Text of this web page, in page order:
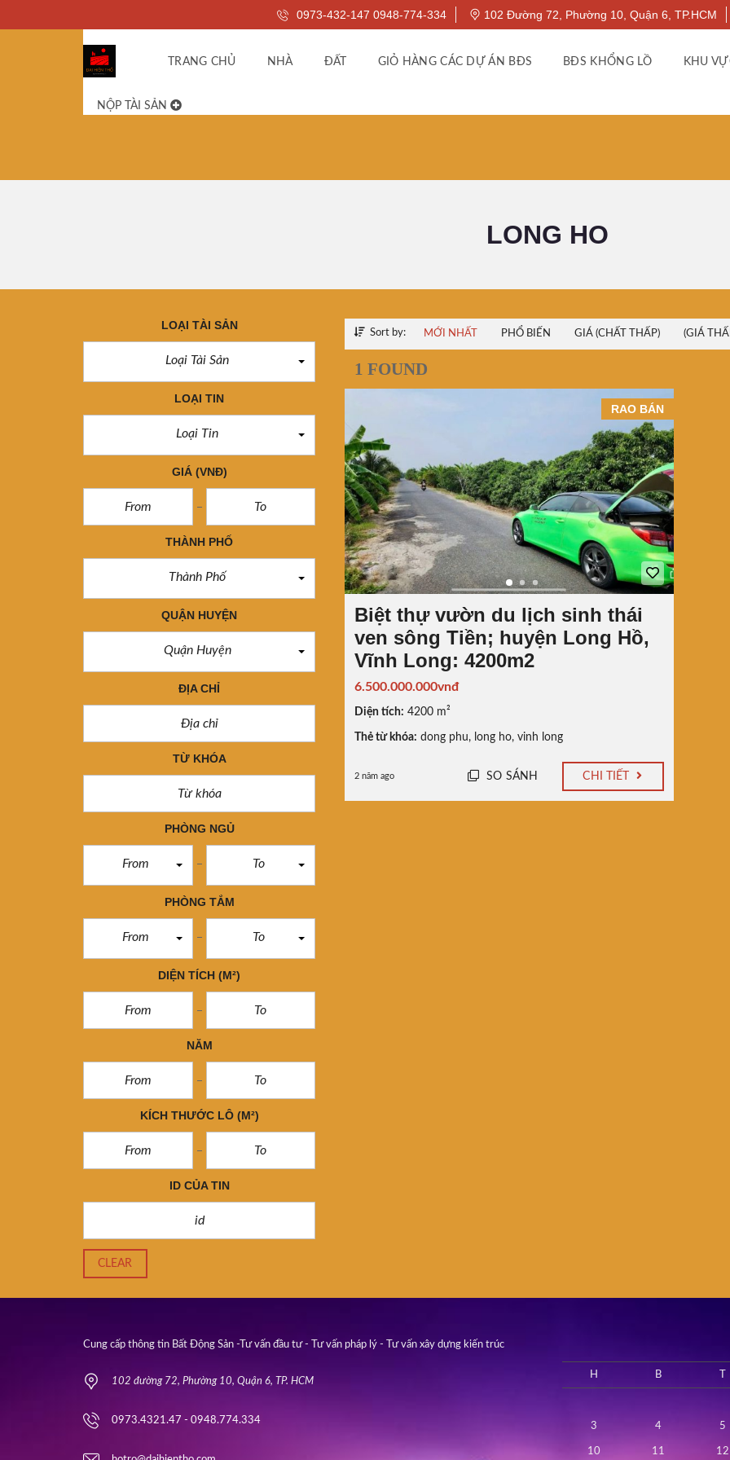
0973-432-147 0948-774-334 102 Đường 72, Phường 10, Quận 6, TP.HCM
TRANG CHỦ NHÀ ĐẤT GIỎ HÀNG CÁC DỰ ÁN BĐS BĐS KHỔNG LỒ KHU
NỘP TÀI SẢN
LONG HO
LOẠI TÀI SẢN
Loại Tài Sản
LOẠI TIN
Loại Tin
GIÁ (VNĐ)
THÀNH PHỐ
Thành Phố
QUẬN HUYỆN
Quận Huyện
ĐỊA CHỈ
TỪ KHÓA
PHÒNG NGỦ
From To
PHÒNG TẮM
From To
DIỆN TÍCH (M²)
NĂM
KÍCH THƯỚC LÔ (M²)
ID CỦA TIN
CLEAR
Sort by: MỚI NHẤT PHỔ BIẾN GIÁ (CHẤT THẤP) (GIÁ
1 FOUND
RAO BÁN
Biệt thự vườn du lịch sinh thái
ven sông Tiền; huyện Long Hồ,
Vĩnh Long: 4200m2
6.500.000.000vnđ
Diện tích: 4200 m²
Thẻ từ khóa: dong phu, long ho, vinh long
2 năm ago SO SÁNH CHI TIẾT
Cung cấp thông tin Bất Động Sản -Tư vấn đầu tư - Tư vấn pháp lý - Tư vấn xây dựng kiến trúc
102 đường 72, Phường 10, Quận 6, TP. HCM
0973.4321.47 - 0948.774.334
H B
3 4 5
10 11 12